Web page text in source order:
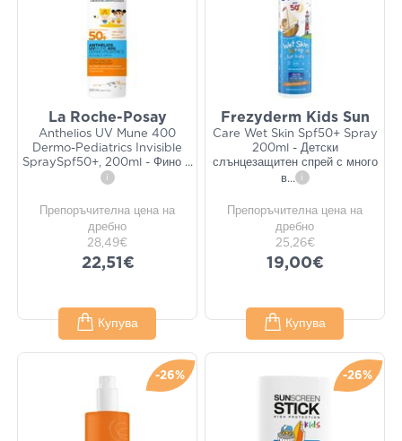
La Roche-Posay
Anthelios UV Mune 400
Dermo-Pediatrics Invisible
SpraySpf50+, 200ml - Фино ...
i
Препоръчителна цена на
дребно
28,49€
22,51€
Купува
Frezyderm Kids Sun
Care Wet Skin Spf50+ Spray
200ml - Детски
слънцезащитен спрей с много
в... i
Препоръчителна цена на
дребно
25,26€
19,00€
Купува
-26% -26%